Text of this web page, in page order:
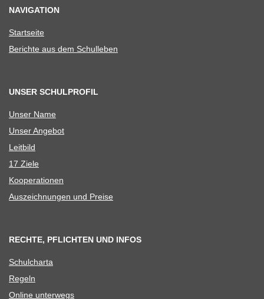
NAVIGATION
Start­seite
Berichte aus dem Schulleben
UNSER SCHULPROFIL
Unser Name
Unser Ange­bot
Leit­bild
17 Ziele
Koope­ra­tio­nen
Aus­zeich­nun­gen und Preise
RECHTE, PFLICHTEN UND INFOS
Schul­charta
Regeln
Online unter­wegs